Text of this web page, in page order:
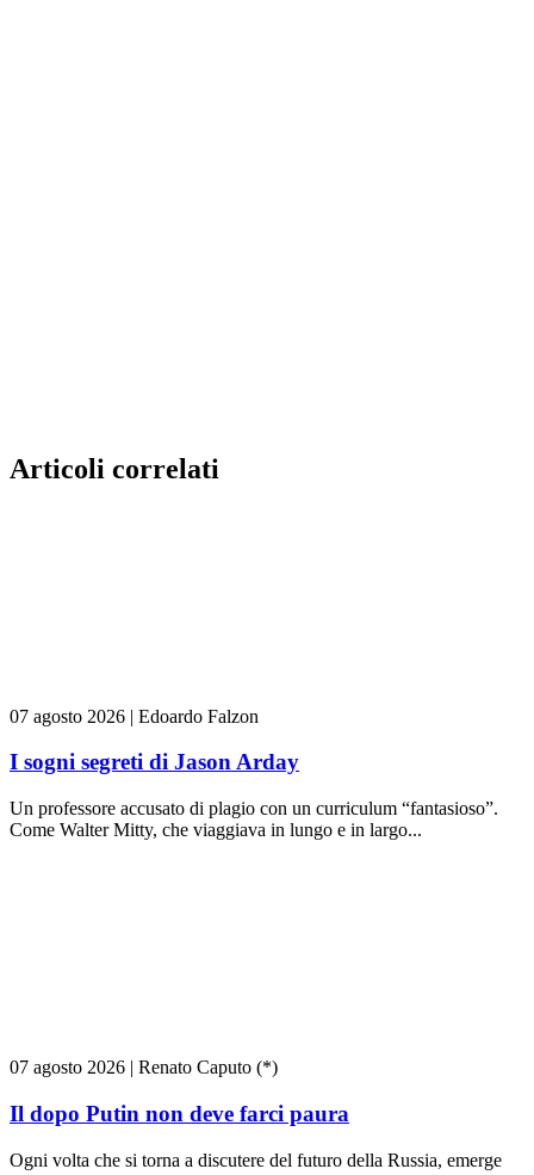
Articoli correlati
07 agosto 2026 | Edoardo Falzon
I sogni segreti di Jason Arday
Un professore accusato di plagio con un curriculum “fantasioso”.
Come Walter Mitty, che viaggiava in lungo e in largo...
07 agosto 2026 | Renato Caputo (*)
Il dopo Putin non deve farci paura
Ogni volta che si torna a discutere del futuro della Russia, emerge